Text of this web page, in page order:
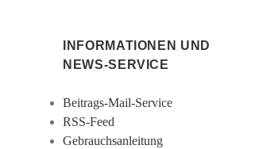
INFORMATIONEN UND
NEWS-SERVICE
Beitrags-Mail-Service
RSS-Feed
Gebrauchsanleitung